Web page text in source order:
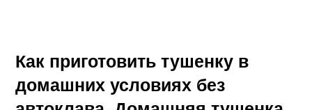
Как приготовить тушенку в
домашних условиях без